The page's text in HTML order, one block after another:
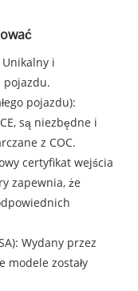
i
pojazdu.
pojazdu):
są niezbędne i
z COC.
certyfikat wejścia
zapewnia, że
Wydany przez
modele zostały